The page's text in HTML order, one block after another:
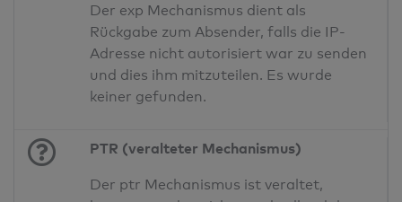
Der exp Mechanismus dient als
Rückgabe zum Absender, falls die IP-
Adresse nicht autorisiert war zu senden
und dies ihm mitzuteilen. Es wurde
keiner gefunden.
PTR (veralteter Mechanismus)
Der ptr Mechanismus ist veraltet,